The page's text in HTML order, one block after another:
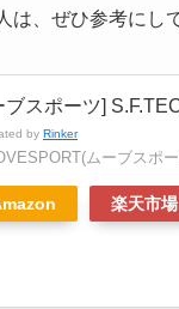
、ぜひ参考にし
ブスポーツ]
by Rinker
ムーブスポ
楽天市場